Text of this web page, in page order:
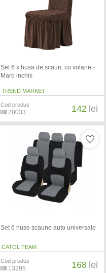
Set 6 x husa de scaun, cu volane -
Maro inchis
TREND MARKET
Cod produs
20033 142 lei
Set 6 huse scaune auto universale
CATOL TEAM
Cod produs
13295 168 lei